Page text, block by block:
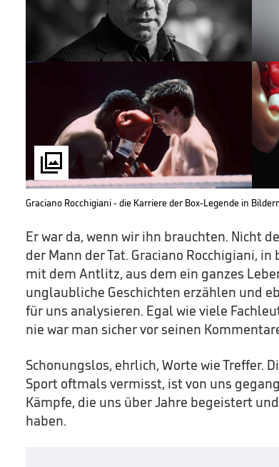

Graciano Rocchigiani - die Karriere der Box-Legende in
Er war da, wenn wir ihn brauchten. Nicht
der Mann der Tat. Graciano Rocchigiani,
mit dem Antlitz, aus dem ein ganzes
unglaubliche Geschichten erzählen und
für uns analysieren. Egal wie viele
nie war man sicher vor seinen
Schonungslos, ehrlich, Worte wie Treffer.
Sport oftmals vermisst, ist von uns
Kämpfe, die uns über Jahre begeistert
haben.